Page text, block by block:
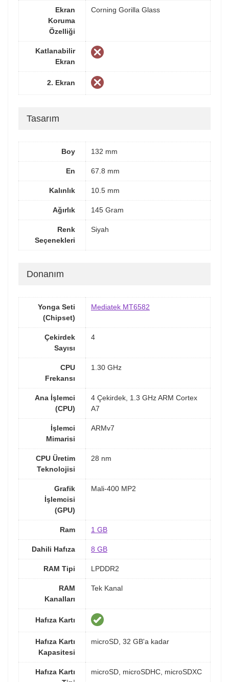
Ekran
Koruma
Özelliği
Corning Gorilla Glass
Katlanabilir
Ekran
2. Ekran
Tasarım
Boy 132 mm
En 67.8 mm
Kalınlık 10.5 mm
Ağırlık 145 Gram
Renk
Seçenekleri
Siyah
Donanım
Yonga Seti
(Chipset)
Mediatek MT6582
Çekirdek
Sayısı
4
CPU
Frekansı
1.30 GHz
Ana İşlemci
(CPU)
4 Çekirdek, 1.3 GHz ARM Cortex
A7
İşlemci
Mimarisi
ARMv7
CPU Üretim
Teknolojisi
28 nm
Grafik
İşlemcisi
(GPU)
Mali-400 MP2
Ram 1 GB
Dahili Hafıza 8 GB
RAM Tipi LPDDR2
RAM
Kanalları
Tek Kanal
Hafıza Kartı
Hafıza Kartı
Kapasitesi
microSD, 32 GB'a kadar
Hafıza Kartı
microSD, microSDHC, microSDXC